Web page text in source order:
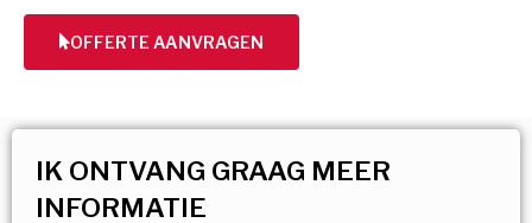
OFFERTE AANVRAGEN
IK ONTVANG GRAAG MEER
INFORMATIE